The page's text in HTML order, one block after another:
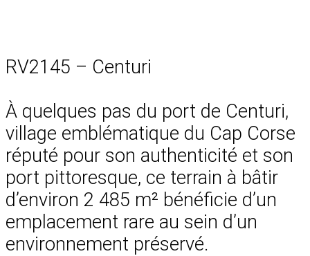
RV2145 – Centuri
À quelques pas du port de Centuri,
village emblématique du Cap Corse
réputé pour son authenticité et son
port pittoresque, ce terrain à bâtir
d’environ 2 485 m² bénéficie d’un
emplacement rare au sein d’un
environnement préservé.